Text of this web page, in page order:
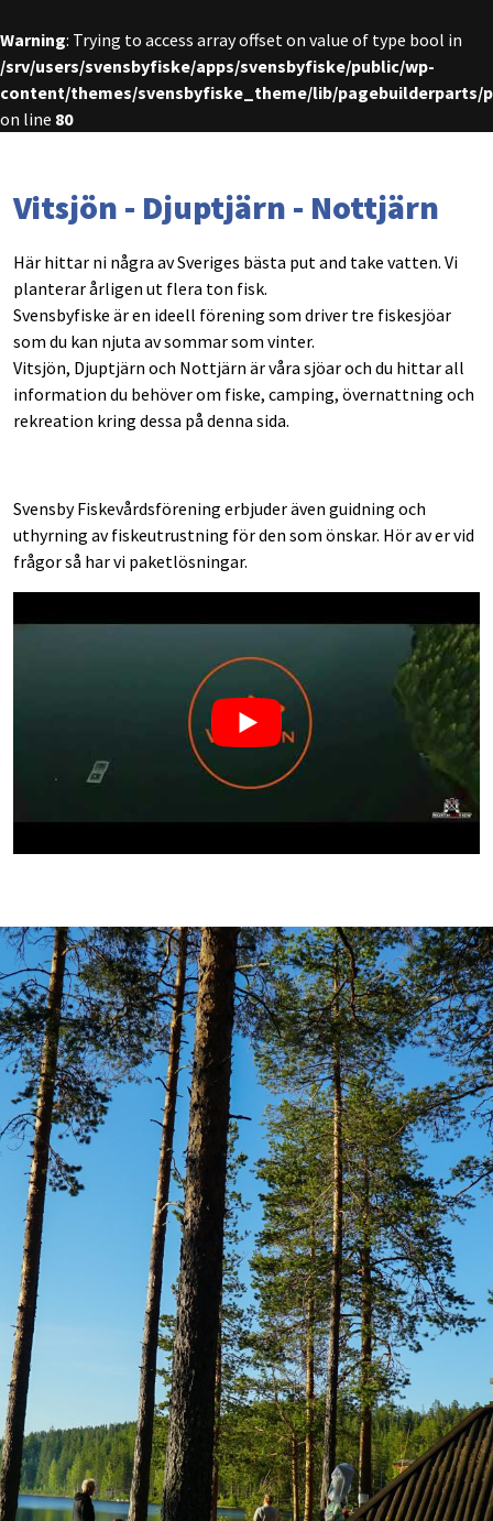
Warning: Trying to access array offset on value of type bool in
/srv/users/svensbyfiske/apps/svensbyfiske/public/wp-
content/themes/svensbyfiske_theme/lib/pagebuilderparts/
on line 80
Vitsjön - Djuptjärn - Nottjärn
Här hittar ni några av Sveriges bästa put and take vatten. Vi
planterar årligen ut flera ton fisk.
Svensbyfiske är en ideell förening som driver tre fiskesjöar
som du kan njuta av sommar som vinter.
Vitsjön, Djuptjärn och Nottjärn är våra sjöar och du hittar all
information du behöver om fiske, camping, övernattning och
rekreation kring dessa på denna sida.
Svensby Fiskevårdsförening erbjuder även guidning och
uthyrning av fiskeutrustning för den som önskar. Hör av er vid
frågor så har vi paketlösningar.